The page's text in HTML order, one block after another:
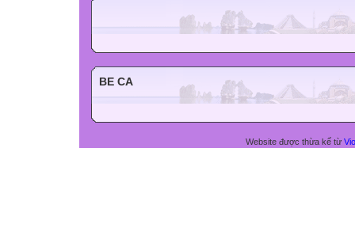
BE CA
Website được thừa kế từ